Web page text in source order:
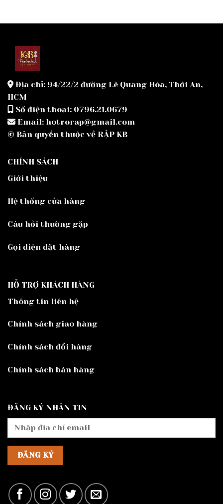
Địa chỉ: 94/22/2 đường Lê Quang Hòa, Thới An,
HCM
Số điện thoại: 0796.21.0679
Email: hotrorap@gmail.com
© Bản quyền thuộc về RẬP KB
CHÍNH SÁCH
Giới thiệu
Hệ thống cửa hàng
Câu hỏi thường gặp
Gọi điện đặt hàng
HỖ TRỢ KHÁCH HÀNG
Thông tin liên hệ
Chính sách giao hàng
Chính sách đổi hàng
Chính sách bán hàng
ĐĂNG KÝ NHẬN TIN